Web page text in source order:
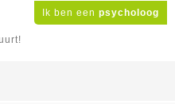
Ik ben een psycholoog